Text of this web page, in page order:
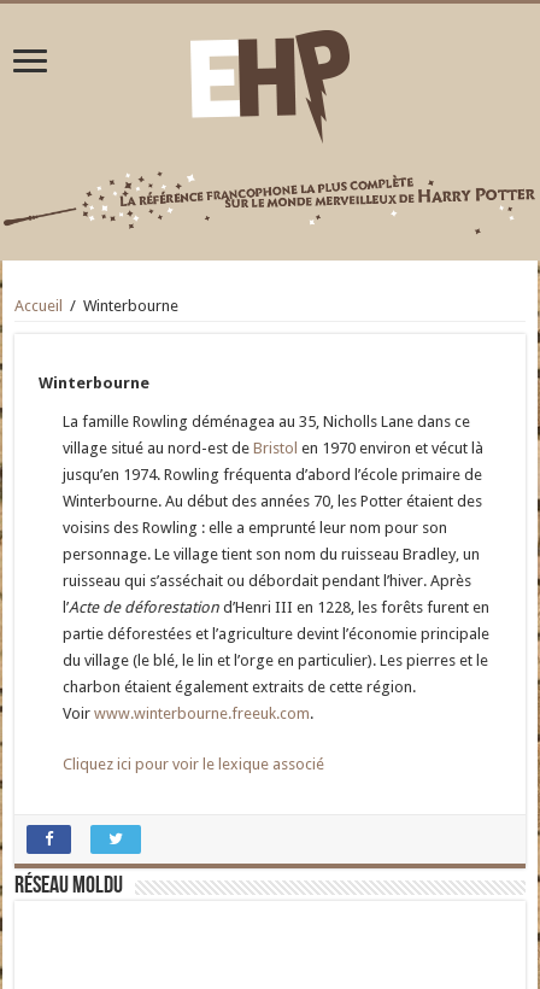
Accueil / Winterbourne
Winterbourne
La famille Rowling déménagea au 35, Nicholls Lane dans ce
village situé au nord-est deBristol en 1970 environ et vécut là
jusqu’en 1974. Rowling fréquenta d’abord l’école primaire de
Winterbourne. Au début des années 70, les Potter étaient des
voisins des Rowling : elle a emprunté leur nom pour son
personnage. Le village tient son nom du ruisseau Bradley, un
ruisseau qui s’asséchait ou débordait pendant l’hiver. Après
l’Acte de déforestation d’Henri III en 1228, les forêts furent en
partie déforestées et l’agriculture devint l’économie principale
du village (le blé, le lin et l’orge en particulier). Les pierres et le
charbon étaient également extraits de cette région.
Voirwww.winterbourne.freeuk.com.
Cliquez ici pour voir le lexique associé
Réseau moldu